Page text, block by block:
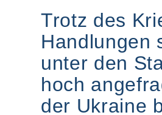
Trotz des
Handlungen
unter den
hoch
der Ukraine